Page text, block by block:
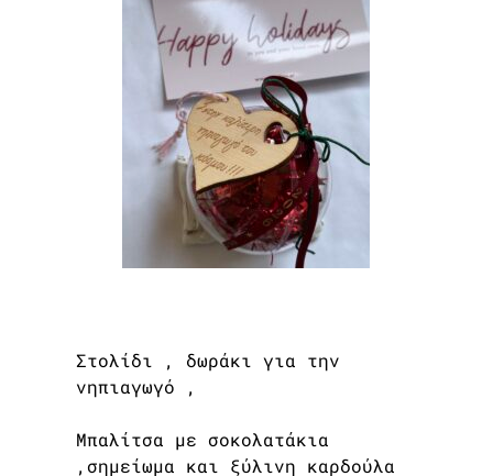
Στολίδι , δωράκι για την
νηπιαγωγό ,
Μπαλίτσα με σοκολατάκια
,σημείωμα και ξύλινη καρδούλα